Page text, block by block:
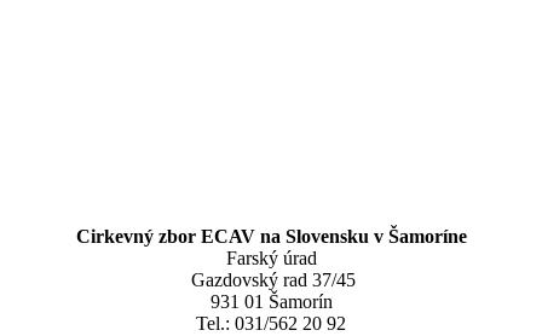
Cirkevný zbor ECAV na Slovensku v Šamoríne
Farský úrad
Gazdovský rad 37/45
931 01 Šamorín
Tel.: 031/562 20 92